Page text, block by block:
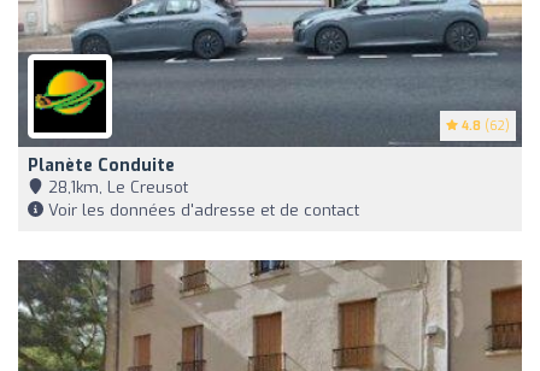
4.8 (62)
Planète Conduite
28,1km, Le Creusot
Voir les données d'adresse et de contact